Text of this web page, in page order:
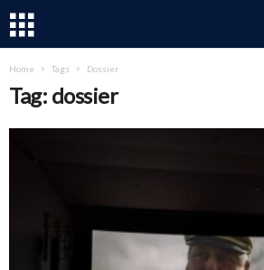
Home Tags Dossier
Tag: dossier